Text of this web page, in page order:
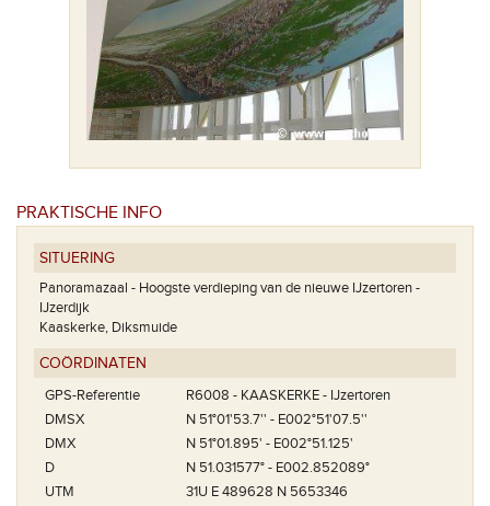
PRAKTISCHE INFO
SITUERING
Panoramazaal - Hoogste verdieping van de nieuwe IJzertoren -
IJzerdijk
Kaaskerke, Diksmuide
COÖRDINATEN
GPS-Referentie
R6008 - KAASKERKE - IJzertoren
DMSX
N 51°01'53.7'' - E002°51'07.5''
DMX
N 51°01.895' - E002°51.125'
D
N 51.031577° - E002.852089°
UTM
31U E 489628 N 5653346